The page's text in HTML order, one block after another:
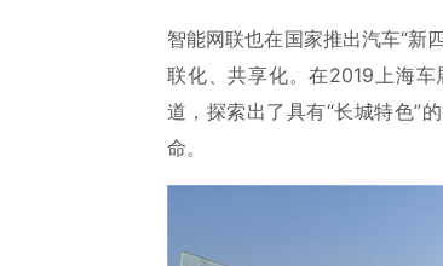
智能网联也在国家推出汽车“新
联化、共享化。在2019上海
道，探索出了具有“长城特色”
命。